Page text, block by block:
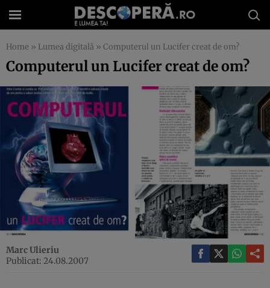
Home » Lumea digitală » Computerul un Lucifer creat de om?
Computerul un Lucifer creat de om?
Marc Ulieriu
Publicat: 24.08.2007